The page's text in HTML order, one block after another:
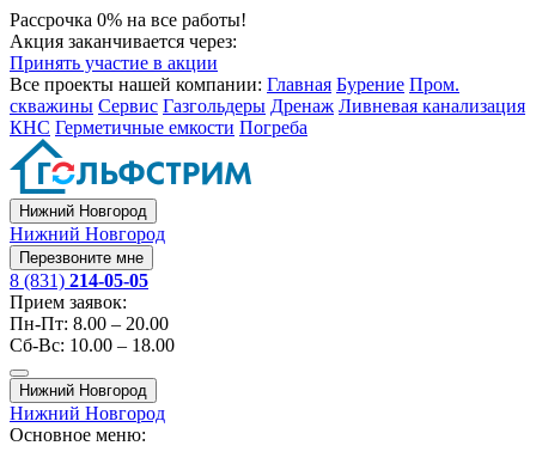
Рассрочка 0% на все работы!
Акция заканчивается через:
Принять участие в акции
Все проекты нашей компании: Главная Бурение Пром.
скважины Сервис Газгольдеры Дренаж Ливневая канализация
КНС Герметичные емкости Погреба
Нижний Новгород
Нижний Новгород
Перезвоните мне
8 (831) 214-05-05
Прием заявок:
Пн-Пт: 8.00 – 20.00
Сб-Вс: 10.00 – 18.00
Нижний Новгород
Нижний Новгород
Основное меню: